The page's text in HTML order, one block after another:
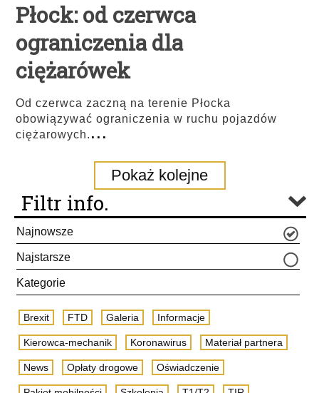
Płock: od czerwca
ograniczenia dla
ciężarówek
Od czerwca zaczną na terenie Płocka
obowiązywać ograniczenia w ruchu pojazdów
ciężarowych....
Pokaż kolejne
Filtr info.
Najnowsze
Najstarsze
Kategorie
Brexit FTD Galeria Informacje
Kierowca-mechanik Koronawirus Materiał partnera
News Opłaty drogowe Oświadczenie